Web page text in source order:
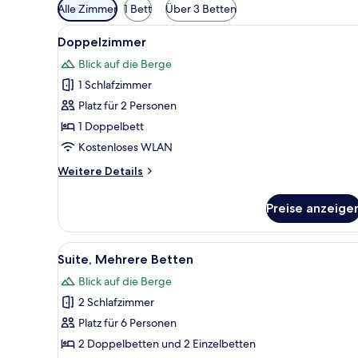
Verfügbare
Filter
für
Zimmer
Alle Zimmer 1 Bett Über 3 Betten
Alle
Fotos
für
Doppelzimmer
anzeigen
Ein Schlafzimmer mit einem
13
Doppelzimmer
Blick auf die Berge
1 Schlafzimmer
Platz für 2 Personen
1 Doppelbett
Kostenloses WLAN
Weitere Details
Weitere
Preise
Alle
Fotos
für
Suite,
Mehrere
Betten
Ein Schlafzimmer mit einer
9
Suite, Mehrere Betten
Blick auf die Berge
2 Schlafzimmer
Platz für 6 Personen
2 Doppelbetten und 2 Einzelbetten